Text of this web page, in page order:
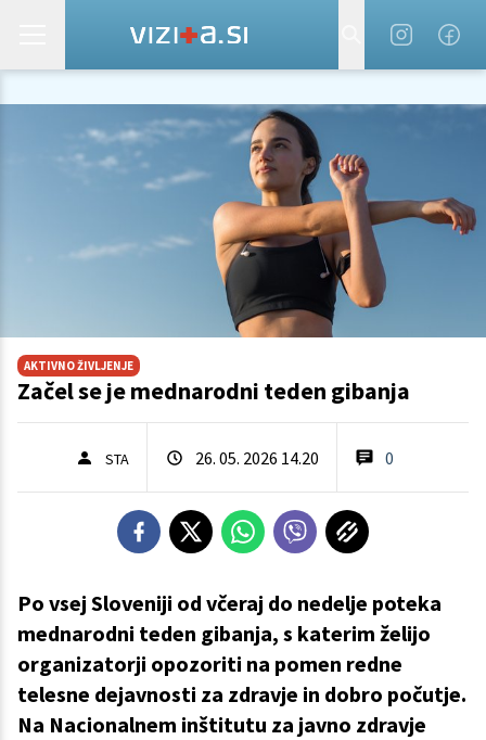
AKTIVNO ŽIVLJENJE
Začel se je mednarodni teden gibanja
STA 26. 05. 2026 14.20 0
Po vsej Sloveniji od včeraj do nedelje poteka
mednarodni teden gibanja, s katerim želijo
organizatorji opozoriti na pomen redne
telesne dejavnosti za zdravje in dobro počutje.
Na Nacionalnem inštitutu za javno zdravje